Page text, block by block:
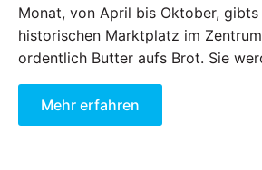
Monat, von April bis Oktober, gibts
historischen Marktplatz im
ordentlich Butter aufs Brot. Sie
Mehr erfahren